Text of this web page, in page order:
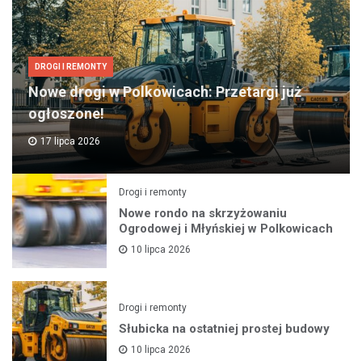
DROGI I REMONTY
Nowe drogi w Polkowicach: Przetargi już
ogłoszone!
17 lipca 2026
Drogi i remonty
Nowe rondo na skrzyżowaniu
Ogrodowej i Młyńskiej w Polkowicach
10 lipca 2026
Drogi i remonty
Słubicka na ostatniej prostej budowy
10 lipca 2026